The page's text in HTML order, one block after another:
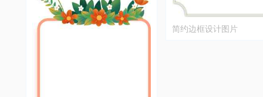
简约边框设计图片